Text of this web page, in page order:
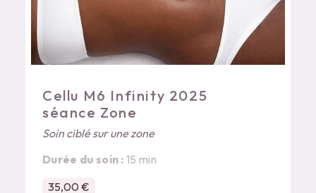
Cellu M6 Infinity 2025
séance Zone
Soin ciblé sur une zone
Durée du soin :15 min
35,00 €